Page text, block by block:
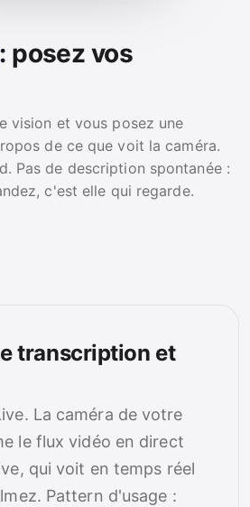
: posez vos
vision et vous posez une
de ce que voit la caméra.
Pas de description spontanée :
c'est elle qui regarde.
transcription et
La caméra de votre
le flux vidéo en direct
qui voit en temps réel
Pattern d'usage :